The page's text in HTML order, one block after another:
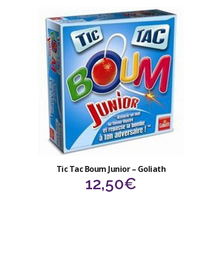
Tic Tac Boum Junior – Goliath
12,50€